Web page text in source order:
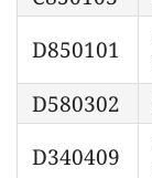
D850101
D580302
D340409